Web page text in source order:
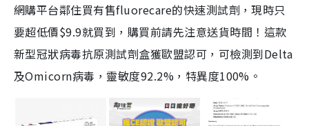
網購平台鄰住買有售fluorecare的快速測試劑，現時只
要超低價$9.9就買到，購買前請先注意送貨時間！這款
新型冠狀病毒抗原測試劑盒獲歐盟認可，可檢測到Delta
及Omicorn病毒，靈敏度92.2%，特異度100%。